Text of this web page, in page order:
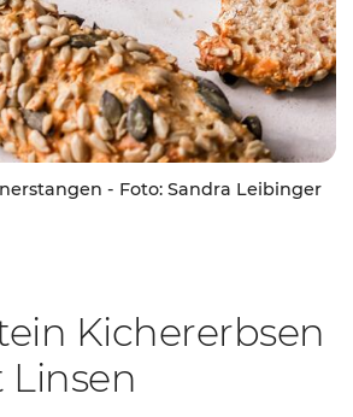
- Foto: Sandra Leibinger
Kichererbsen
Linsen